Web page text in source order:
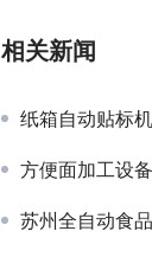
相关新闻
纸箱自动贴标
方便面加工设
苏州全自动食品